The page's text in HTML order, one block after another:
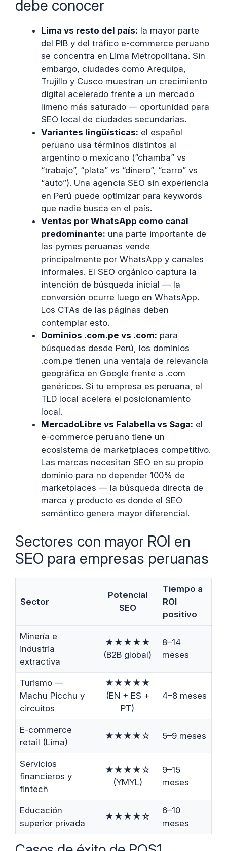
debe conocer
Lima vs resto del país: la mayor parte
del PIB y del tráfico e-commerce peruano
se concentra en Lima Metropolitana. Sin
embargo, ciudades como Arequipa,
Trujillo y Cusco muestran un crecimiento
digital acelerado frente a un mercado
limeño más saturado — oportunidad para
SEO local de ciudades secundarias.
Variantes lingüísticas: el español
peruano usa términos distintos al
argentino o mexicano (“chamba” vs
“trabajo”, “plata” vs “dinero”, “carro” vs
“auto”). Una agencia SEO sin experiencia
en Perú puede optimizar para keywords
que nadie busca en el país.
Ventas por WhatsApp como canal
predominante: una parte importante de
las pymes peruanas vende
principalmente por WhatsApp y canales
informales. El SEO orgánico captura la
intención de búsqueda inicial — la
conversión ocurre luego en WhatsApp.
Los CTAs de las páginas deben
contemplar esto.
Dominios .com.pe vs .com: para
búsquedas desde Perú, los dominios
.com.pe tienen una ventaja de relevancia
geográfica en Google frente a .com
genéricos. Si tu empresa es peruana, el
TLD local acelera el posicionamiento
local.
MercadoLibre vs Falabella vs Saga: el
e-commerce peruano tiene un
ecosistema de marketplaces competitivo.
Las marcas necesitan SEO en su propio
dominio para no depender 100% de
marketplaces — la búsqueda directa de
marca y producto es donde el SEO
semántico genera mayor diferencial.
Sectores con mayor ROI en
SEO para empresas peruanas
Sector
Potencial
SEO
Tiempo a
ROI
positivo
Minería e
industria
extractiva
★★★★★
(B2B global)
8–14
meses
Turismo —
Machu Picchu y
circuitos
★★★★★
(EN + ES +
PT)
4–8 meses
E-commerce
retail (Lima)
★★★★☆ 5–9 meses
Servicios
financieros y
fintech
★★★★☆
(YMYL)
9–15
meses
Educación
superior privada
★★★★☆
6–10
meses